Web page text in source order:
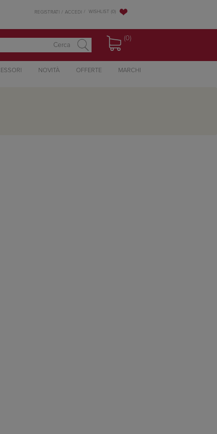
REGISTRATI ACCEDI WISHLIST (0)
(0)
NOVITÀ OFFERTE MARCHI